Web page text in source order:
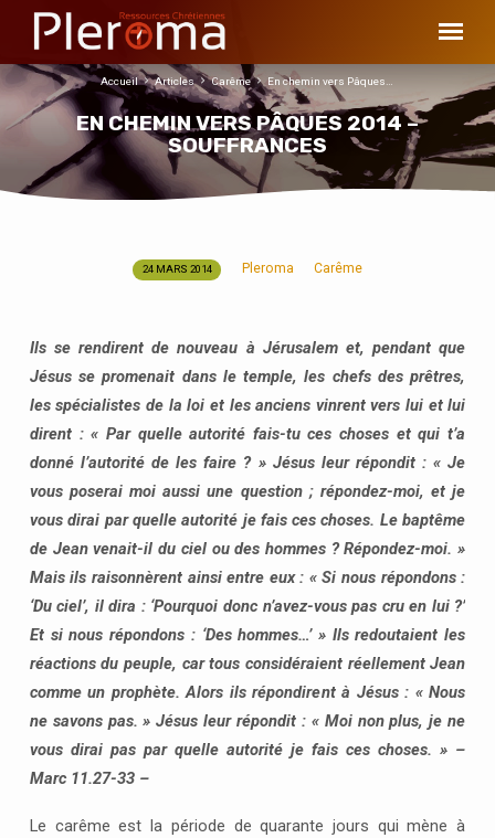
EN CHEMIN VERS PÂQUES 2014 –
SOUFFRANCES
Accueil Articles Carême En chemin vers Pâques…
VERS
PÂQUES
2014
–
SOUFFRANCES
24 MARS 2014 Pleroma Carême
Ils se rendirent de nouveau à Jérusalem et, pendant que
Jésus se promenait dans le temple, les chefs des prêtres,
les spécialistes de la loi et les anciens vinrent vers lui et lui
dirent : « Par quelle autorité fais-tu ces choses et qui t’a
donné l’autorité de les faire ? » Jésus leur répondit : « Je
vous poserai moi aussi une question ; répondez-moi, et je
vous dirai par quelle autorité je fais ces choses. Le baptême
de Jean venait-il du ciel ou des hommes ? Répondez-moi. »
Mais ils raisonnèrent ainsi entre eux : « Si nous répondons :
‘Du ciel’, il dira : ‘Pourquoi donc n’avez-vous pas cru en lui ?’
Et si nous répondons : ‘Des hommes…’ » Ils redoutaient les
réactions du peuple, car tous considéraient réellement Jean
comme un prophète. Alors ils répondirent à Jésus : « Nous
ne savons pas. » Jésus leur répondit : « Moi non plus, je ne
vous dirai pas par quelle autorité je fais ces choses. » –
Marc 11.27-33 –
Le carême est la période de quarante jours qui mène à